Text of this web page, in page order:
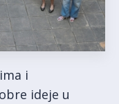
i
ideje u